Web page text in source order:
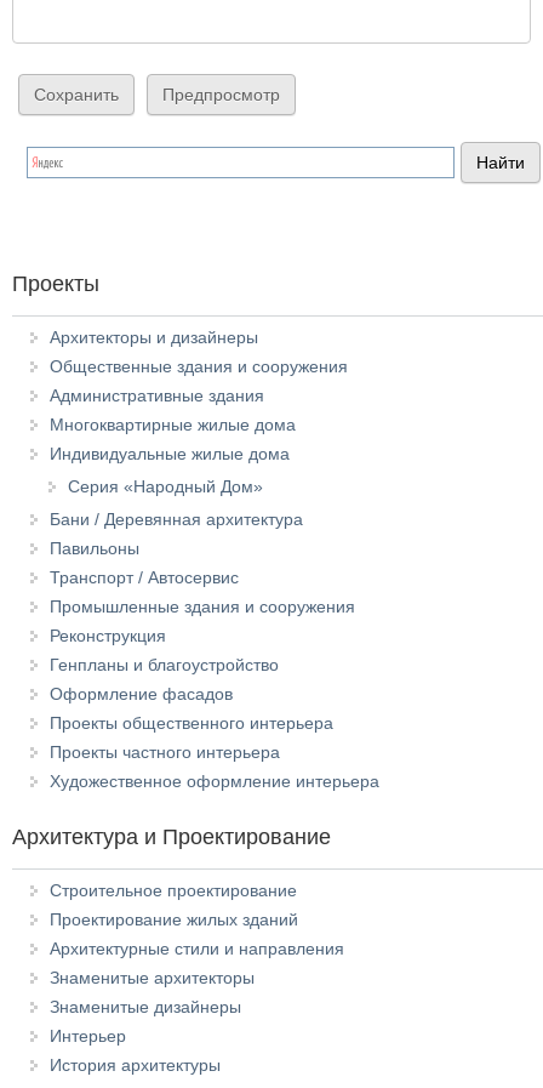
Проекты
Архитекторы и дизайнеры
Общественные здания и сооружения
Административные здания
Многоквартирные жилые дома
Индивидуальные жилые дома
Серия «Народный Дом»
Бани / Деревянная архитектура
Павильоны
Транспорт / Автосервис
Промышленные здания и сооружения
Реконструкция
Генпланы и благоустройство
Оформление фасадов
Проекты общественного интерьера
Проекты частного интерьера
Художественное оформление интерьера
Архитектура и Проектирование
Строительное проектирование
Проектирование жилых зданий
Архитектурные стили и направления
Знаменитые архитекторы
Знаменитые дизайнеры
Интерьер
История архитектуры